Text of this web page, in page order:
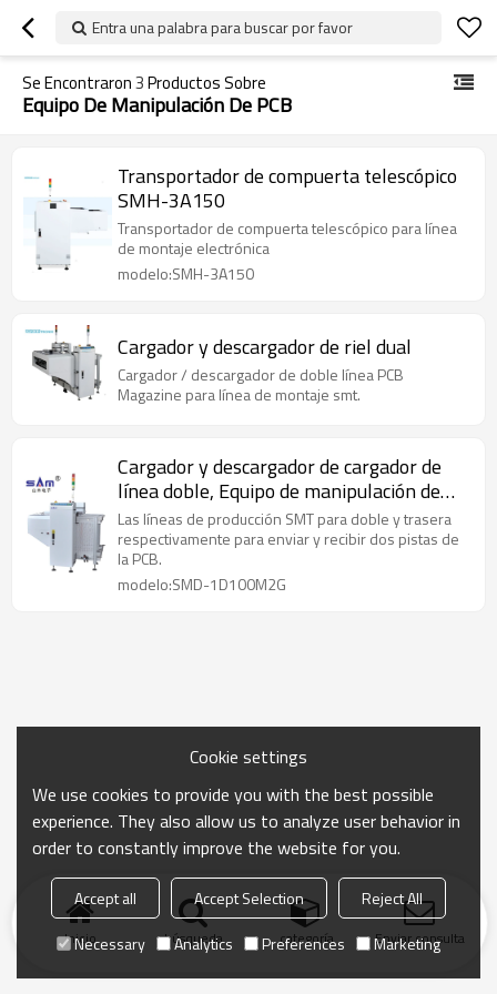
Entra una palabra para buscar por favor
Se Encontraron3Productos Sobre
Equipo De Manipulación De PCB
Transportador de compuerta telescópico
SMH-3A150
Transportador de compuerta telescópico para línea
de montaje electrónica
modelo:SMH-3A150
Cargador y descargador de riel dual
Cargador / descargador de doble línea PCB
Magazine para línea de montaje smt.
Cargador y descargador de cargador de
línea doble, Equipo de manipulación de
PCB
Las líneas de producción SMT para doble y trasera
respectivamente para enviar y recibir dos pistas de
la PCB.
modelo:SMD-1D100M2G
Inicio búsqueda categoría Enviar consulta
Cookie settings
We use cookies to provide you with the best possible
experience. They also allow us to analyze user behavior in
order to constantly improve the website for you.
Accept all Accept Selection
Reject All
Necessary
Analytics Preferences Marketing